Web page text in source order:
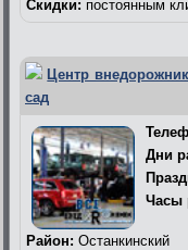
Скидки: постоянным
Центр
сад
Дни
Часы
Район: Останкинский